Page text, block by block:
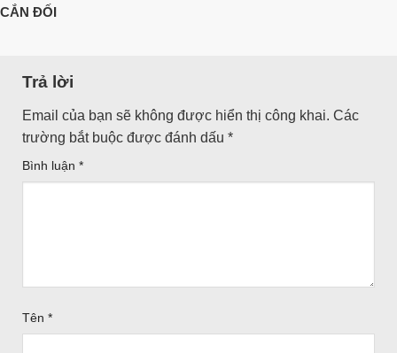
CẮN ĐỐI
Trả lời
Email của bạn sẽ không được hiển thị công khai. Các
trường bắt buộc được đánh dấu *
Bình luận *
Tên *